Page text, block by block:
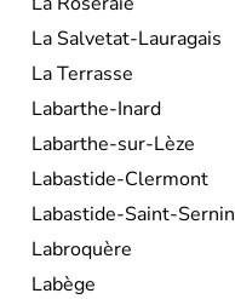
La Salvetat-Lauragais
La Terrasse
Labarthe-Inard
Labarthe-sur-Lèze
Labastide-Clermont
Labastide-Saint-Sernin
Labroquère
Labège